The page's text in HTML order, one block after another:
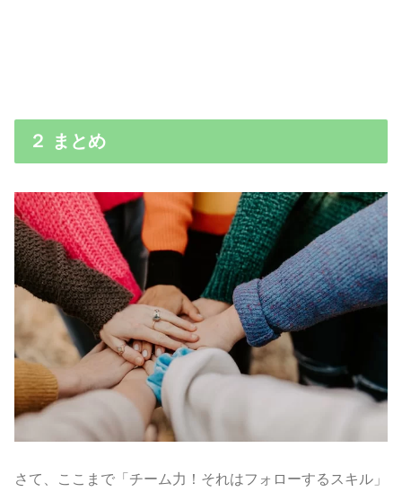
２ まとめ
さて、ここまで「チーム力！それはフォローするスキル」